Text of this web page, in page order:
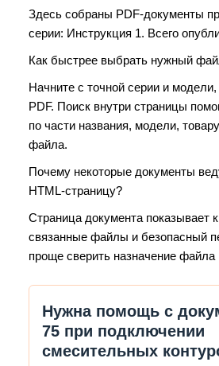
Здесь собраны PDF-документы
серии: Инструкция 1. Всего
Как быстрее выбрать нужный
Начните с точной серии и модели,
PDF. Поиск внутри страницы
по части названия, модели,
файла.
Почему некоторые документы
HTML-страницу?
Страница документа показывает
связанные файлы и безопасный
проще сверить назначение файла
Нужна помощь с
75 при подключении
смесительных